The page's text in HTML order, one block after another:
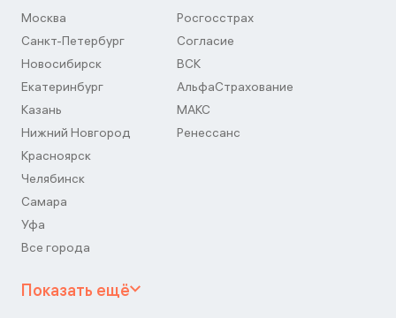
Москва
Санкт-Петербург
Новосибирск
Екатеринбург
Казань
Нижний Новгород
Красноярск
Челябинск
Самара
Уфа
Все города
Росгосстрах
Согласие
ВСК
АльфаСтрахование
МАКС
Ренессанс
Показать ещё